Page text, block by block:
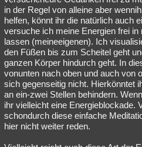
in der Regel von alleine aber
helfen, könnt ihr die natürlich auch
versuche ich meine Energien frei
lassen (meineeigenen). Ich
den Füßen bis zum Scheitel geht
ganzen Körper hindurch geht. In
vonunten nach oben und auch von
sich gegenseitig nicht. Hierkönntet
an ein-zwei Stellen behindern.
ihr vielleicht eine Energieblockade.
schondurch diese einfache
hier nicht weiter reden.